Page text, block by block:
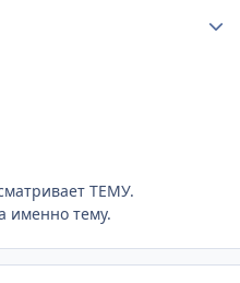
ТЕМУ.
именно тему.